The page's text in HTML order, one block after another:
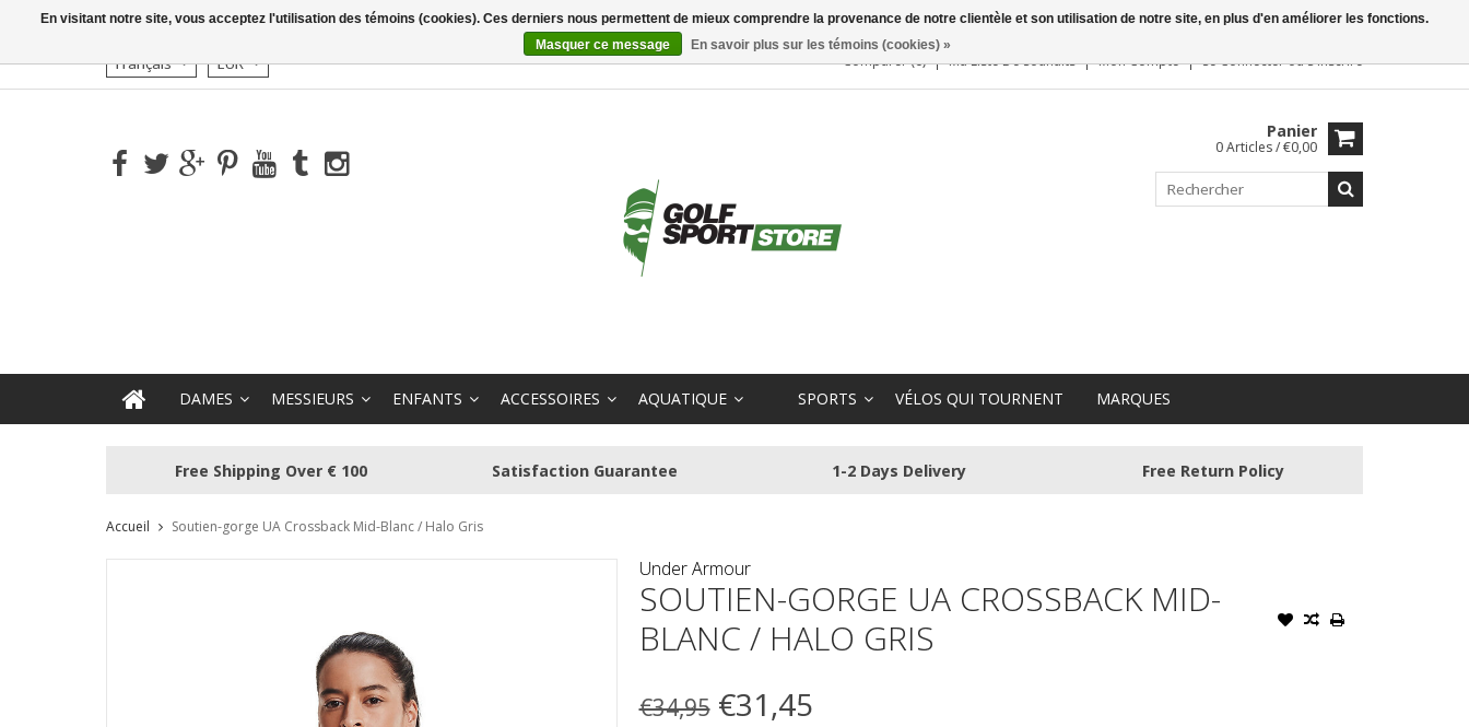
Français EUR Comparer (0) Ma Liste De Souhaits Mon Compte Se ConnecterouS'inscrire
Panier
0 Articles / €0,00
DAMES MESSIEURS ENFANTS ACCESSOIRES AQUATIQUE SPORTS VÉLOS QUI TOURNENT MARQUES
Free Shipping Over € 100 Satisfaction Guarantee 1-2 Days Delivery Free Return Policy
Accueil Soutien-gorge UA Crossback Mid-Blanc / Halo Gris
Under Armour
SOUTIEN-GORGE UA CROSSBACK MID-
BLANC / HALO GRIS
€34,95 €31,45
En visitant notre site, vous acceptez l'utilisation des témoins (cookies). Ces derniers nous permettent de mieux comprendre la provenance de notre clientèle et son utilisation de notre site, en plus d'en améliorer les fonctions.
Masquer ce message
En savoir plus sur les témoins (cookies) »